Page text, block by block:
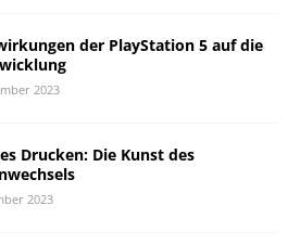
der PlayStation 5 auf die
2023
Drucken: Die Kunst des
2023